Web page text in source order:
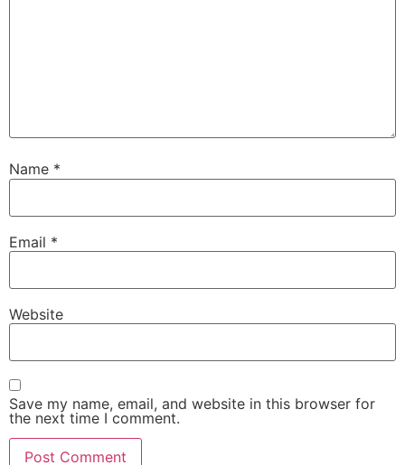
Name *
Email *
Website
Save my name, email, and website in this browser for
the next time I comment.